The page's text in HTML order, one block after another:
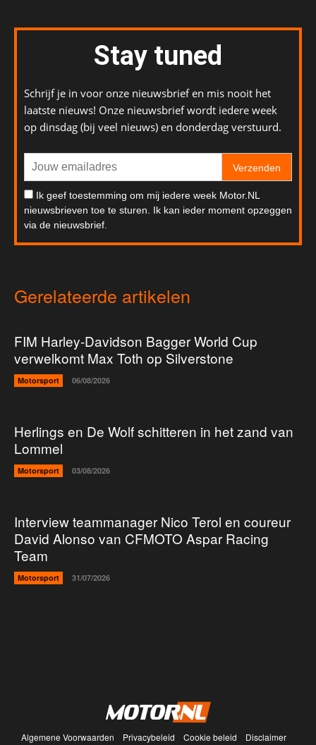
Stay tuned
Schrijf je in voor onze nieuwsbrief en mis nooit het
laatste nieuws! Onze nieuwsbrief wordt iedere week
op dinsdag (bij veel nieuws) en donderdag verstuurd.
Verzenden
Ik geef toestemming om mij iedere week Motor.NL
nieuwsbrieven toe te sturen. Ik kan ieder moment opzeggen
via de nieuwsbrief.
Gerelateerde artikelen
FIM Harley-Davidson Bagger World Cup
verwelkomt Max Toth op Silverstone
Motorsport 06/08/2026
Herlings en De Wolf schitteren in het zand van
Lommel
Motorsport 03/08/2026
Interview teammanager Nico Terol en coureur
David Alonso van CFMOTO Aspar Racing
Team
Motorsport 31/07/2026
Algemene Voorwaarden Privacybeleid Cookie beleid
Disclaimer